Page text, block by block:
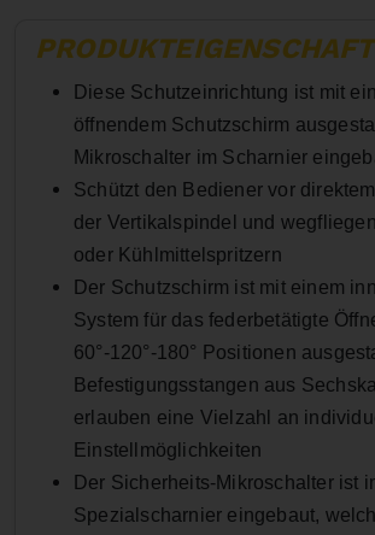
Diese Schutzeinrichtung ist mit
öffnendem Schutzschirm
Mikroschalter im Scharnier
Schützt den Bediener vor
der Vertikalspindel und
oder Kühlmittelspritzern
Der Schutzschirm ist mit einem
System für das federbetätigte
60°-120°-180° Positionen
Befestigungsstangen aus
erlauben eine Vielzahl an
Einstellmöglichkeiten
Der Sicherheits-Mikroschalter ist
Spezial scharnier eingebaut,